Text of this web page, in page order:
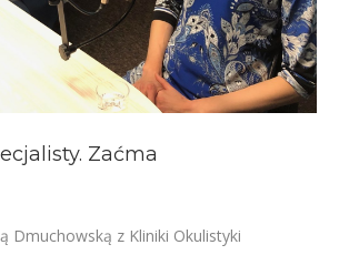
Zaćma
Dmuchowską z Kliniki Okulistyki